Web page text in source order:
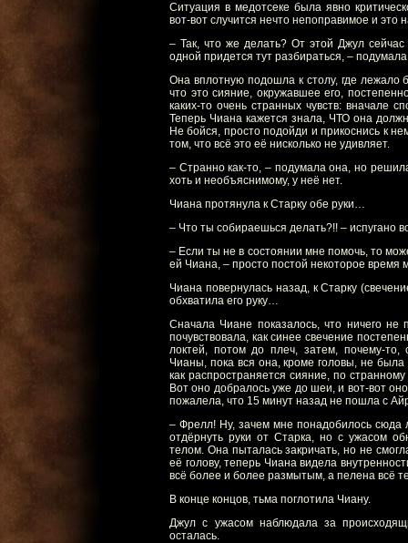
Ситуация в медотсеке была явно
вот-вот случится нечто непоправимое и это
– Так, что же делать? От этой Джул
одной придется тут разбираться, –
Она вплотную подошла к столу, где лежало
что это сияние, окружавшее его,
каких-то очень странных чувств: вначале
Теперь Чиана кажется знала, ЧТО она
Не бойся, просто подойди и прикоснись к
том, что всё это её нисколько не удивляет.
– Странно как-то, – подумала она, но
хоть и необъяснимому, у неё нет.
Чиана протянула к Старку обе руки…
– Что ты собираешься делать?!! – испугано
– Если ты не в состоянии мне помочь, то
ей Чиана, – просто постой некоторое время
Чиана повернулась назад, к Старку
обхватила его руку…
Сначала Чиане показалось, что ничего не
почувствовала, как синее свечение
локтей, потом до плеч, затем, почему-то,
Чианы, пока вся она, кроме головы, не
как распространяется сияние, по
Вот оно добралось уже до шеи, и вот-вот
пожалела, что 15 минут назад не пошла с
– Фрелл! Ну, зачем мне понадобилось сюда
отдёрнуть руки от Старка, но с ужасом
телом. Она пыталась закричать, но не
её голову, теперь Чиана видела
всё более и более размытым, а пелена всё
В конце концов, тьма поглотила Чиану.
Джул с ужасом наблюдала за
осталась.